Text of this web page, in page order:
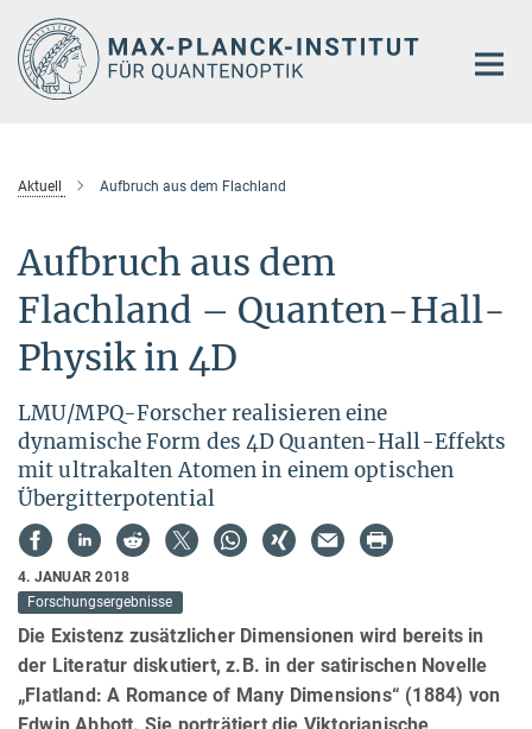
Hauptinhalt
Aktuell Aufbruch aus dem Flachland
Aufbruch aus dem
Flachland – Quanten-Hall-
Physik in 4D
LMU/MPQ-Forscher realisieren eine
dynamische Form des 4D Quanten-Hall-Effekts
mit ultrakalten Atomen in einem optischen
Übergitterpotential
4. JANUAR 2018
Forschungsergebnisse
Die Existenz zusätzlicher Dimensionen wird bereits in
der Literatur diskutiert, z.B. in der satirischen Novelle
„Flatland: A Romance of Many Dimensions“ (1884) von